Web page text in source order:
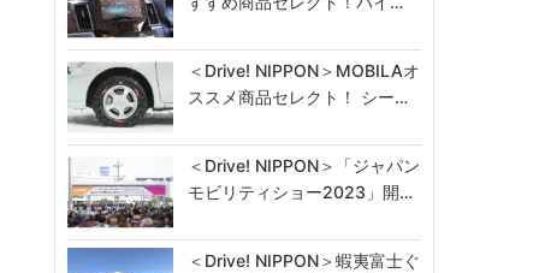
＜Drive! NIPPON＞MOBILAオ
ススメ商品セレクト！ シー…
＜Drive! NIPPON＞「ジャパン
モビリティショー2023」開…
＜Drive! NIPPON＞蝦夷富士ぐ